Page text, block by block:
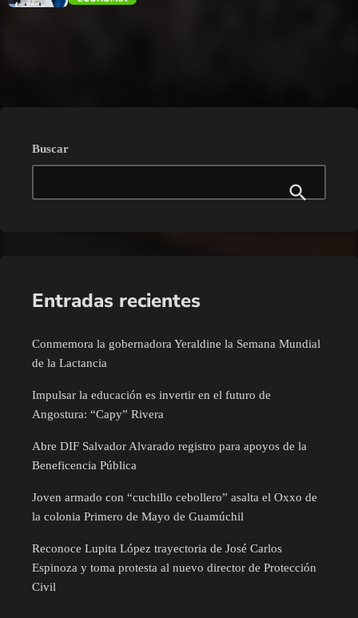
Buscar
Entradas recientes
Conmemora la gobernadora Yeraldine la Semana Mundial
de la Lactancia
Impulsar la educación es invertir en el futuro de
Angostura: “Capy” Rivera
Abre DIF Salvador Alvarado registro para apoyos de la
Beneficencia Pública
Joven armado con “cuchillo cebollero” asalta el Oxxo de
la colonia Primero de Mayo de Guamúchil
Reconoce Lupita López trayectoria de José Carlos
Espinoza y toma protesta al nuevo director de Protección
Civil